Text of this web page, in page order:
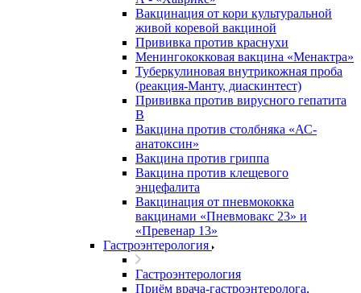
Вакцинация от кори культуральной
живой коревой вакциной
Прививка против краснухи
Менингококковая вакцина «Менактра»
Туберкулиновая внутрикожная проба
(реакция-Манту, диаскинтест)
Прививка против вирусного гепатита
В
Вакцина против столбняка «АС-
анатоксин»
Вакцина против гриппа
Вакцина против клещевого
энцефалита
Вакцинация от пневмококка
вакцинами «Пневмовакс 23» и
«Превенар 13»
Гастроэнтерология
Гастроэнтерология
Приём врача-гастроэнтеролога,